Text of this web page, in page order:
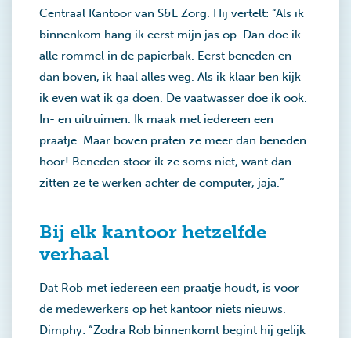
Centraal Kantoor van S&L Zorg. Hij vertelt: “Als ik
binnenkom hang ik eerst mijn jas op. Dan doe ik
alle rommel in de papierbak. Eerst beneden en
dan boven, ik haal alles weg. Als ik klaar ben kijk
ik even wat ik ga doen. De vaatwasser doe ik ook.
In- en uitruimen. Ik maak met iedereen een
praatje. Maar boven praten ze meer dan beneden
hoor! Beneden stoor ik ze soms niet, want dan
zitten ze te werken achter de computer, jaja.”
Bij elk kantoor hetzelfde
verhaal
Dat Rob met iedereen een praatje houdt, is voor
de medewerkers op het kantoor niets nieuws.
Dimphy: “Zodra Rob binnenkomt begint hij gelijk